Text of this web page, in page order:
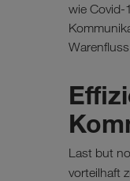
wie Covid-
Last but
vorteilhaft